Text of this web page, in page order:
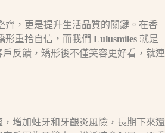
齊，更是提升生活品質的關鍵。在香
形重拾自信，而我們 Lulusmiles 就是
反饋，矯形後不僅笑容更好看，就連
增加蛀牙和牙齦炎風險，長期下來還